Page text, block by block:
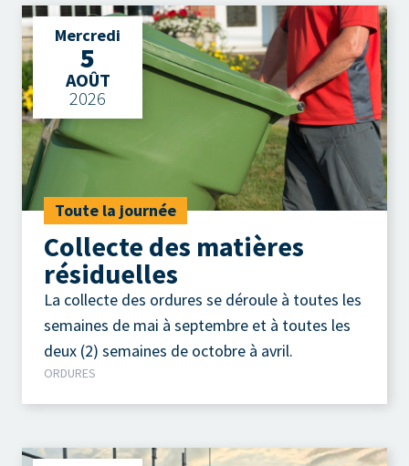
Mercredi
5
AOÛT
2026
Toute la journée
Collecte des matières
résiduelles
La collecte des ordures se déroule à toutes les
semaines de mai à septembre et à toutes les
deux (2) semaines de octobre à avril.
ORDURES